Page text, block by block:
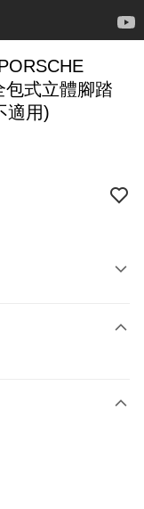
適用)